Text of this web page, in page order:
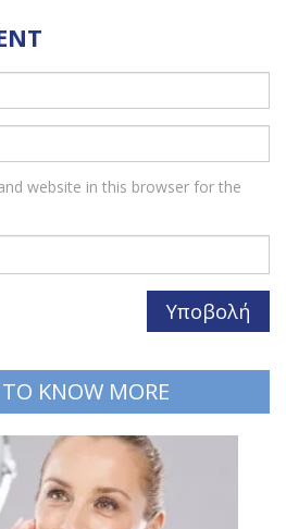
website in this browser for the
KNOW MORE